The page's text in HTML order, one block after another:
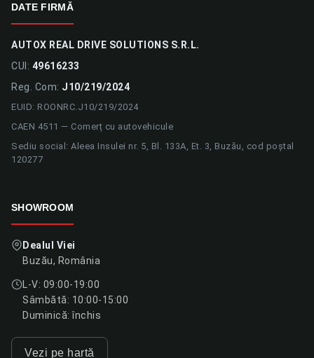
DATE FIRMĂ
AUTOX REAL DRIVE SOLUTIONS S.R.L.
CUI: 49616233
Reg. Com: J10/219/2024
EUID: ROONRC.J10/219/2024
CAEN 4511 — Comerț cu autovehicule
Sediu social: Aleea Insulei nr. 5, Bl. 133A, Et. 3, Buzău, cod poștal
120277
SHOWROOM
Dealul Viei
Buzău, România
L-V: 09:00-19:00
Sâmbătă: 10:00-15:00
Duminică: închis
Vezi pe hartă